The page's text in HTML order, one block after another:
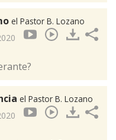
el Pastor B. Lozano
el Pastor B. Lozano